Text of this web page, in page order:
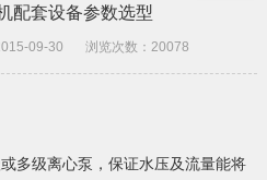
配套设备参数选型
09-30 浏览次数：20078
多级离心泵，保证水压及流量能将